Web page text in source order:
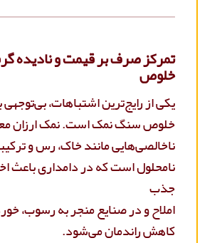
تمرکز صرف بر قیمت و نادیده
خلوص
یکی از رایج‌ترین اشتباهات،
خلوص سنگ نمک است. نمک ارزان
ناخالصی‌هایی مانند خاک، رس و
نامحلول است که در دامداری باعث
جذب
املاح و در صنایع منجر به رسوب،
کاهش راندمان می‌شود.